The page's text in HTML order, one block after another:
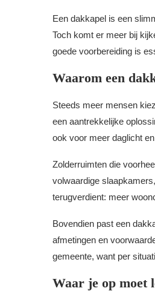
Een dakkapel is een
Toch komt er meer bij
goede voorbereiding is
Waarom een
Steeds meer mensen
een aantrekkelijke
ook voor meer daglicht
Zolderruimten die
volwaardige
terugverdient: meer
Bovendien past een
afmetingen en
gemeente, want per
Waar je op moet